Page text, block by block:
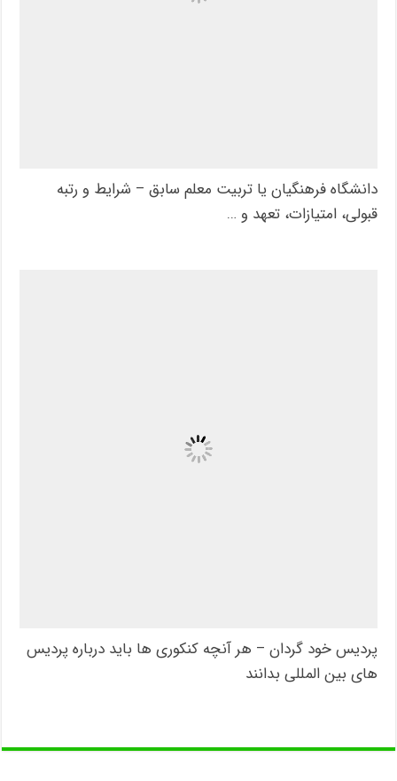
دانشگاه فرهنگیان یا تربیت معلم سابق – شرایط و رتبه
قبولی، امتیازات، تعهد و …
پردیس خود گردان – هر آنچه کنکوری ها باید درباره پردیس
های بین المللی بدانند